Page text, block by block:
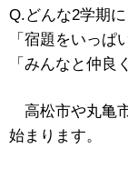
Q.どんな2学期に
「宿題をいっぱ
「みんなと仲良
高松市や丸亀
始まります。